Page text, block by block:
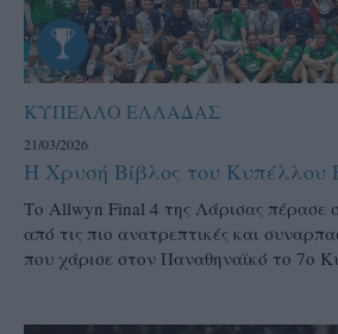
ΚΥΠΕΛΛΟ ΕΛΛΑΔΑΣ
21/03/2026
Η Χρυσή Βίβλος του Κυπέλλου
Το Allwyn Final 4 της Λάρισας πέρασε
από τις πιο ανατρεπτικές και
που χάρισε στον Παναθηναϊκό το 7ο